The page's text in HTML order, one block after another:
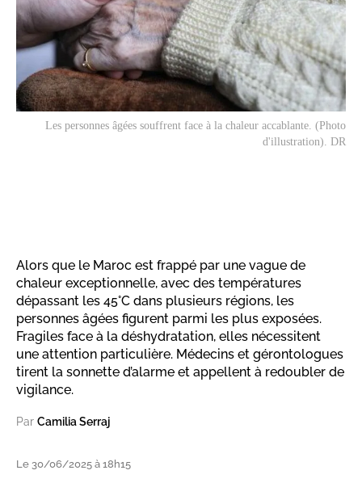
Les personnes âgées souffrent face à la chaleur accablante. (Photo
d'illustration). DR
Alors que le Maroc est frappé par une vague de
chaleur exceptionnelle, avec des températures
dépassant les 45°C dans plusieurs régions, les
personnes âgées figurent parmi les plus exposées.
Fragiles face à la déshydratation, elles nécessitent
une attention particulière. Médecins et gérontologues
tirent la sonnette d’alarme et appellent à redoubler de
vigilance.
Par Camilia Serraj
Le 30/06/2025 à 18h15